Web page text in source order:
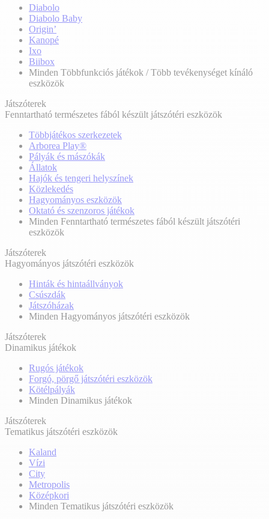
Diabolo
Diabolo Baby
Origin’
Kanopé
Ixo
Biibox
Minden Többfunkciós játékok / Több tevékenységet kínáló
eszközök
Játszóterek
Fenntartható természetes fából készült játszótéri eszközök
Többjátékos szerkezetek
Arborea Play®
Pályák és mászókák
Állatok
Hajók és tengeri helyszínek
Közlekedés
Hagyományos eszközök
Oktató és szenzoros játékok
Minden Fenntartható természetes fából készült játszótéri
eszközök
Játszóterek
Hagyományos játszótéri eszközök
Hinták és hintaállványok
Csúszdák
Játszóházak
Minden Hagyományos játszótéri eszközök
Játszóterek
Dinamikus játékok
Rugós játékok
Forgó, pörgő játszótéri eszközök
Kötélpályák
Minden Dinamikus játékok
Játszóterek
Tematikus játszótéri eszközök
Kaland
Vízi
City
Metropolis
Középkori
Minden Tematikus játszótéri eszközök